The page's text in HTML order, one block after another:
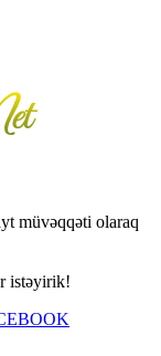
müvəqqəti olaraq
istəyirik!